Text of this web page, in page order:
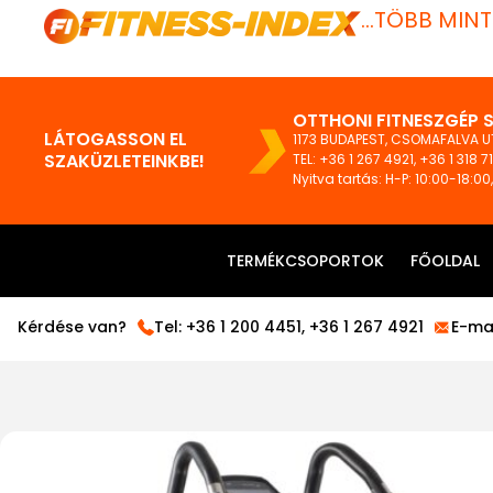
...TÖBB
LÁTOGASSON EL
SZAKÜZLETEINKBE!
OTTHONI FITNESZGÉP
1173 BUDAPEST, CSOMAFALVA
TEL: +36 1 267 4921, +36 1 318
Nyitva tartás: H-P: 10:00-
TERMÉKCSOPORTOK FŐOLDAL
Kérdése van? Tel: +36 1 200 4451, +36 1 267 4921 E-